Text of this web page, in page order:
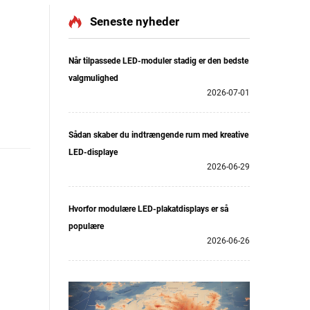
Seneste nyheder
Når tilpassede LED-moduler stadig er den bedste
valgmulighed
2026-07-01
Sådan skaber du indtrængende rum med kreative
LED-displaye
2026-06-29
Hvorfor modulære LED-plakatdisplays er så
populære
2026-06-26